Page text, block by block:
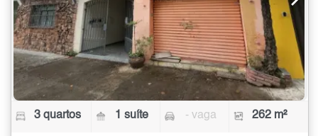
3 quartos 1 suíte - vaga 262 m²